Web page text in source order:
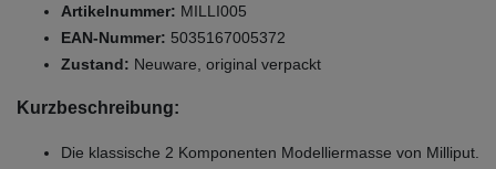
Artikelnummer: MILLI005
EAN-Nummer: 5035167005372
Zustand: Neuware, original verpackt
Kurzbeschreibung:
Die klassische 2 Komponenten Modelliermasse von Milliput.